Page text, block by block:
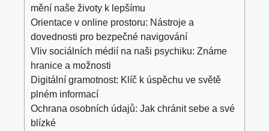
mění naše životy k lepšímu
Orientace v online prostoru: Nástroje a
dovednosti pro bezpečné navigování
Vliv sociálních médií na naši psychiku: Známe
hranice a možnosti
Digitální gramotnost: Klíč k úspěchu ve světě
plném informací
Ochrana osobních údajů: Jak chránit sebe a své
blízké